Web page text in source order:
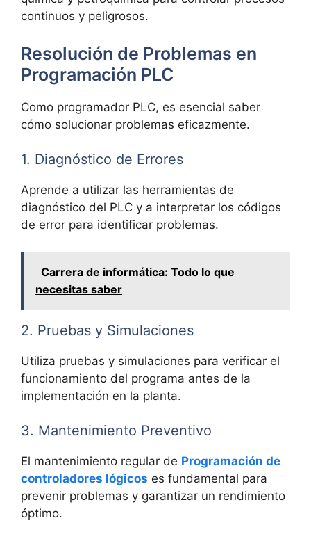
continuos y peligrosos.
Resolución de Problemas en
Programación PLC
Como programador PLC, es esencial saber
cómo solucionar problemas eficazmente.
1. Diagnóstico de Errores
Aprende a utilizar las herramientas de
diagnóstico del PLC y a interpretar los códigos
de error para identificar problemas.
Carrera de informática: Todo lo que
necesitas saber
2. Pruebas y Simulaciones
Utiliza pruebas y simulaciones para verificar el
funcionamiento del programa antes de la
implementación en la planta.
3. Mantenimiento Preventivo
El mantenimiento regular de Programación de
controladores lógicos es fundamental para
prevenir problemas y garantizar un rendimiento
óptimo.